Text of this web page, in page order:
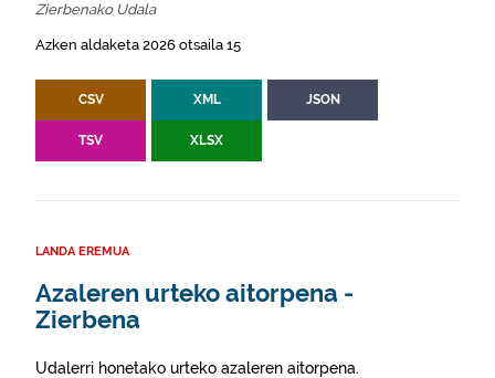
Zierbenako Udala
Azken aldaketa 2026 otsaila 15
CSV XML JSON
TSV XLSX
LANDA EREMUA
Azaleren urteko aitorpena -
Zierbena
Udalerri honetako urteko azaleren aitorpena.